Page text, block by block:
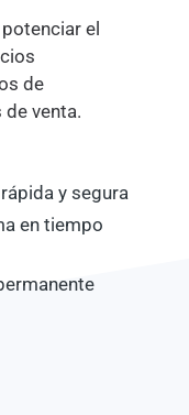
el
de
venta.
y segura
en tiempo